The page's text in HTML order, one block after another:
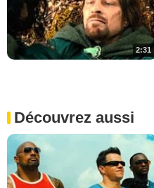
2:31
Découvrez aussi